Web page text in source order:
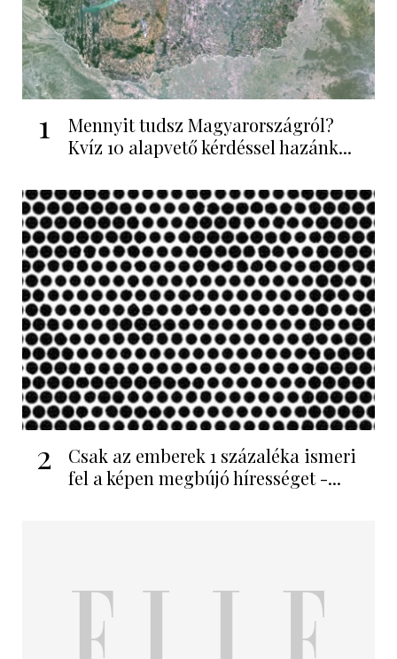
1
Mennyit tudsz Magyarországról?
Kvíz 10 alapvető kérdéssel hazánk...
2
Csak az emberek 1 százaléka ismeri
fel a képen megbújó hírességet -...